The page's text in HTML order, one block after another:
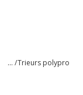
... /Trieurs polypro